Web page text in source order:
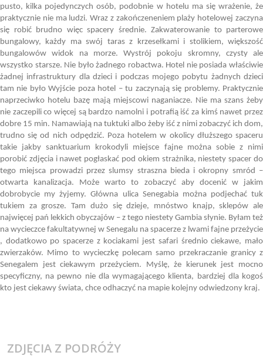
pusto, kilka pojedynczych osób, podobnie w hotelu ma się wrażenie, że
praktycznie nie ma ludzi. Wraz z zakończeneniem plaży hotelowej zaczyna
się robić brudno więc spacery średnie. Zakwaterowanie to parterowe
bungalowy, każdy ma swój taras z krzesełkami i stolikiem, większość
bungalowów widok na morze. Wystrój pokoju skromny, czysty ale
wszystko starsze. Nie było żadnego robactwa. Hotel nie posiada właściwie
żadnej infrastruktury dla dzieci i podczas mojego pobytu żadnych dzieci
tam nie było Wyjście poza hotel – tu zaczynają się problemy. Praktycznie
naprzeciwko hotelu bazę mają miejscowi naganiacze. Nie ma szans żeby
nie zaczepili co więcej są bardzo namolni i potrafią iść za kimś nawet przez
dobre 15 min. Namawiają na tuktuki albo żeby iść z nimi zobaczyć ich dom,
trudno się od nich odpędzić. Poza hotelem w okolicy dłuższego spaceru
takie jakby sanktuarium krokodyli miejsce fajne można sobie z nimi
porobić zdjęcia i nawet pogłaskać pod okiem strażnika, niestety spacer do
tego miejsca prowadzi przez slumsy straszna bieda i okropny smród –
otwarta kanalizacja. Może warto to zobaczyć aby docenić w jakim
dobrobycie my żyjemy. Główna ulica Senegabia można podjechać tuk
tukiem za grosze. Tam dużo się dzieje, mnóstwo knajp, sklepów ale
najwięcej pań lekkich obyczajów – z tego niestety Gambia słynie. Byłam też
na wycieczce fakultatywnej w Senegalu na spacerze z lwami fajne przeżycie
, dodatkowo po spacerze z kociakami jest safari średnio ciekawe, mało
zwierzaków. Mimo to wycieczkę polecam samo przekraczanie granicy z
Senegalem jest ciekawym przeżyciem. Myślę, że kierunek jest mocno
specyficzny, na pewno nie dla wymagającego klienta, bardziej dla kogoś
kto jest ciekawy świata, chce odhaczyć na mapie kolejny odwiedzony kraj.
ZDJĘCIA Z PODRÓŻY